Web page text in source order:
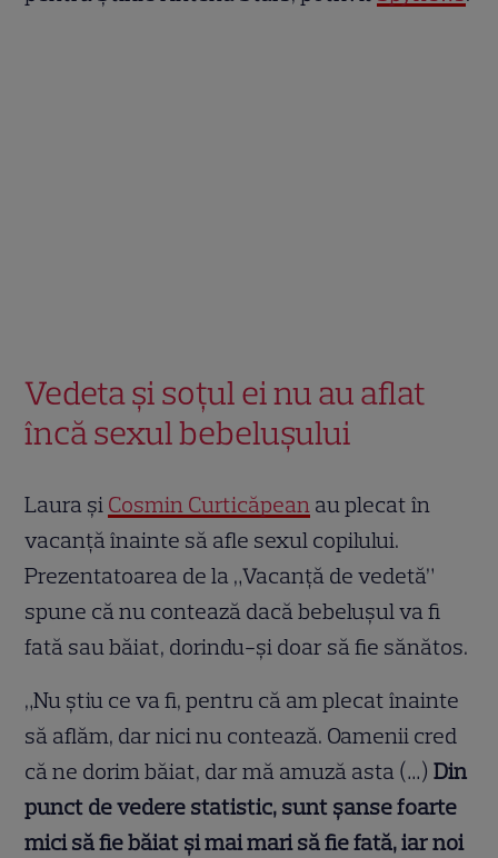
Vedeta și soțul ei nu au aflat
încă sexul bebelușului
Laura și Cosmin Curticăpean au plecat în
vacanță înainte să afle sexul copilului.
Prezentatoarea de la „Vacanță de vedetă”
spune că nu contează dacă bebelușul va fi
fată sau băiat, dorindu-și doar să fie sănătos.
„Nu știu ce va fi, pentru că am plecat înainte
să aflăm, dar nici nu contează. Oamenii cred
că ne dorim băiat, dar mă amuză asta (…)Din
punct de vedere statistic, sunt șanse foarte
mici să fie băiat și mai mari să fie fată, iar noi